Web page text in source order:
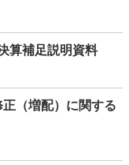
算補足説明資料
（増配）に関する